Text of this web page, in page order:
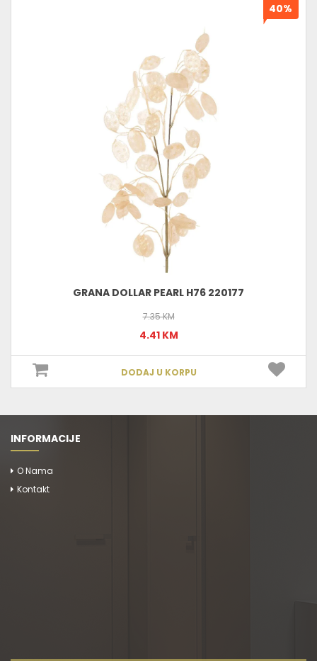
GRANA DOLLAR PEARL H76 220177
7.35 KM
4.41 KM
DODAJ U KORPU
40%
INFORMACIJE
O Nama
Kontakt